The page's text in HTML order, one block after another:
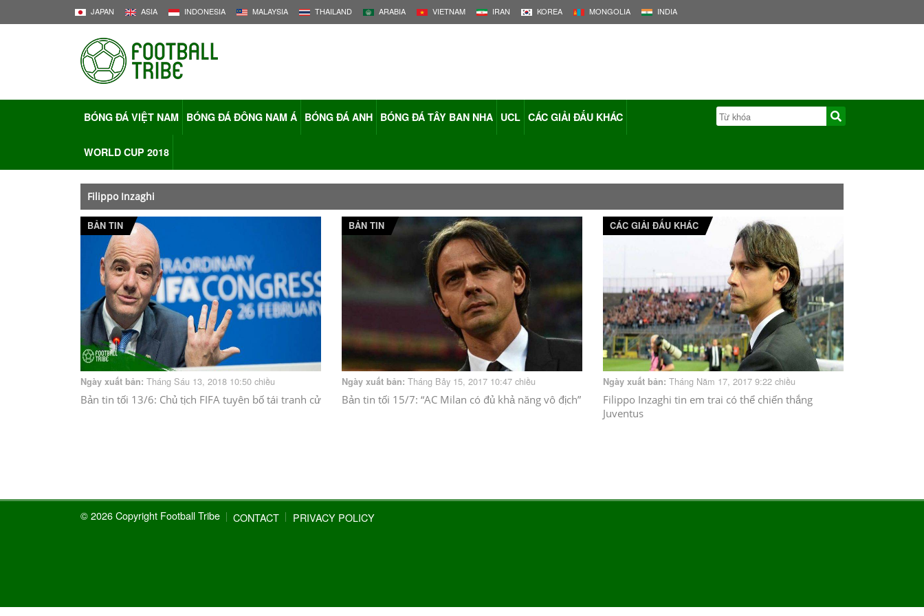
JAPAN ASIA INDONESIA MALAYSIA THAILAND ARABIA VIETNAM IRAN KOREA MONGOLIA INDIA
BÓNG ĐÁ VIỆT NAM BÓNG ĐÁ ĐÔNG NAM Á BÓNG ĐÁ ANH BÓNG ĐÁ TÂY BAN NHA UCL CÁC GIẢI ĐẤU KHÁC
WORLD CUP 2018
Filippo Inzaghi
BẢN TIN
Ngày xuất bản: Tháng Sáu 13, 2018 10:50 chiều
Bản tin tối 13/6: Chủ tịch FIFA tuyên bố tái tranh cử
BẢN TIN
Ngày xuất bản: Tháng Bảy 15, 2017 10:47 chiều
Bản tin tối 15/7: “AC Milan có đủ khả năng vô địch”
CÁC GIẢI ĐẤU KHÁC
Ngày xuất bản: Tháng Năm 17, 2017 9:22 chiều
Filippo Inzaghi tin em trai có thể chiến thắng
Juventus
© 2026 Copyright Football Tribe CONTACT PRIVACY POLICY